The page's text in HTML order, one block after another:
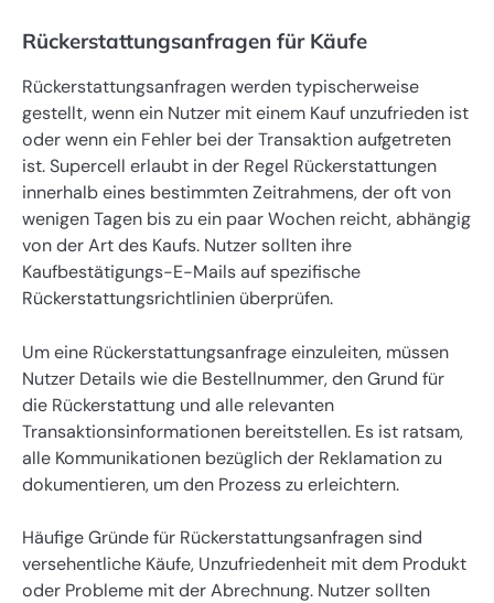
Rückerstattungsanfragen für Käufe
Rückerstattungsanfragen werden typischerweise
gestellt, wenn ein Nutzer mit einem Kauf unzufrieden ist
oder wenn ein Fehler bei der Transaktion aufgetreten
ist. Supercell erlaubt in der Regel Rückerstattungen
innerhalb eines bestimmten Zeitrahmens, der oft von
wenigen Tagen bis zu ein paar Wochen reicht, abhängig
von der Art des Kaufs. Nutzer sollten ihre
Kaufbestätigungs-E-Mails auf spezifische
Rückerstattungsrichtlinien überprüfen.
Um eine Rückerstattungsanfrage einzuleiten, müssen
Nutzer Details wie die Bestellnummer, den Grund für
die Rückerstattung und alle relevanten
Transaktionsinformationen bereitstellen. Es ist ratsam,
alle Kommunikationen bezüglich der Reklamation zu
dokumentieren, um den Prozess zu erleichtern.
Häufige Gründe für Rückerstattungsanfragen sind
versehentliche Käufe, Unzufriedenheit mit dem Produkt
oder Probleme mit der Abrechnung. Nutzer sollten